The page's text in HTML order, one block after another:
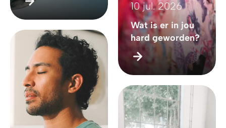
10 jul. 2026
Wat is er in jou
hard geworden?